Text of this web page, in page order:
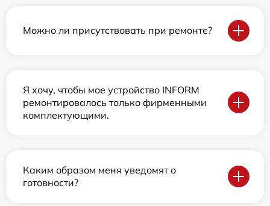
Можно ли присутствовать при ремонте?
Я хочу, чтобы мое устройство INFORM
ремонтировалось только фирменными
комплектующими.
Каким образом меня уведомят о
готовности?